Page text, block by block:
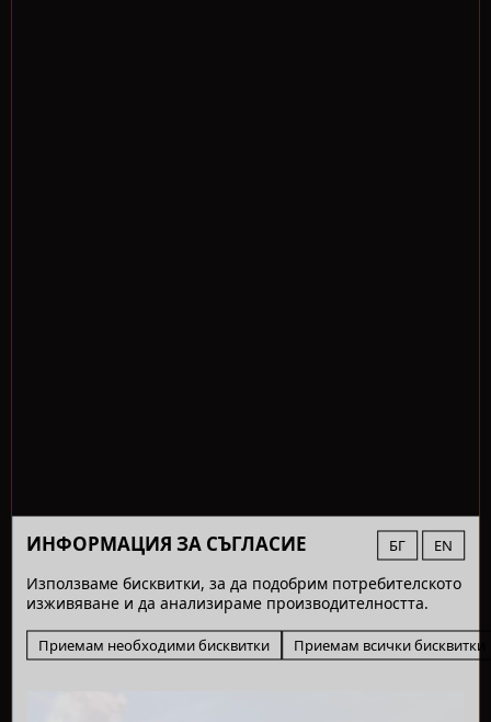
ИНФОРМАЦИЯ ЗА СЪГЛАСИЕ БГ EN
Използваме бисквитки, за да подобрим потребителското
изживяване и да анализираме производителността.
Приемам необходими бисквитки Приемам всички бисквитки